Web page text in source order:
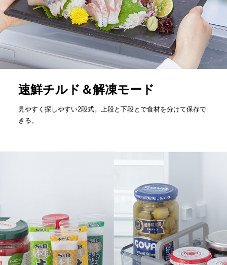
速鮮チルド＆解凍モード
見やすく探しやすい2段式。上段と下段とで食材を分けて保存で
きる。